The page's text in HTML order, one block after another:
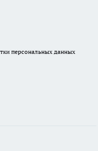
персональных данных